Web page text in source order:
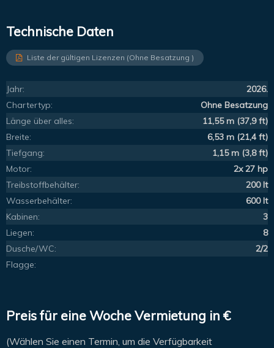
Technische Daten
Liste der gültigen Lizenzen (Ohne Besatzung )
Jahr:
2026.
Chartertyp:
Ohne Besatzung
Länge über alles:
11,55 m (37,9 ft)
Breite:
6,53 m (21,4 ft)
Tiefgang:
1,15 m (3,8 ft)
Motor:
2x 27 hp
Treibstoffbehälter:
200 lt
Wasserbehälter:
600 lt
Kabinen:
3
Liegen:
8
Dusche/WC:
2/2
Flagge:
Preis für eine Woche Vermietung in €
(Wählen Sie einen Termin, um die Verfügbarkeit